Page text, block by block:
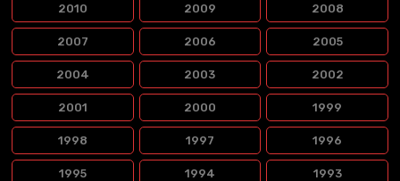
2010 2009 2008
2007 2006 2005
2004 2003 2002
2001 2000 1999
1998 1997 1996
1995 1994 1993